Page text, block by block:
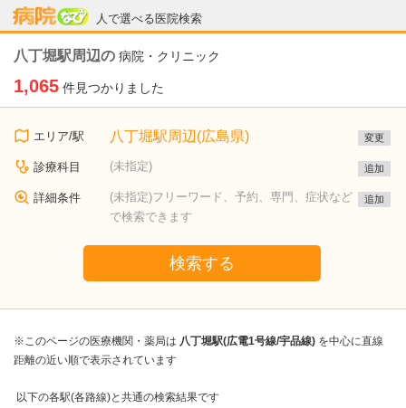
人で選べる医院検索
病院なび
八丁堀駅周辺の 病院・クリニック
1,065 件見つかりました
エリア/駅 八丁堀駅周辺(広島県) 変更
診療科目 (未指定) 追加
詳細条件
(未指定)フリーワード、予約、専門、症状など
で検索できます
追加
検索する
※このページの医療機関・薬局は 八丁堀駅(広電1号線/宇品線) を中心に直線
距離の近い順で表示されています
以下の各駅(各路線)と共通の検索結果です